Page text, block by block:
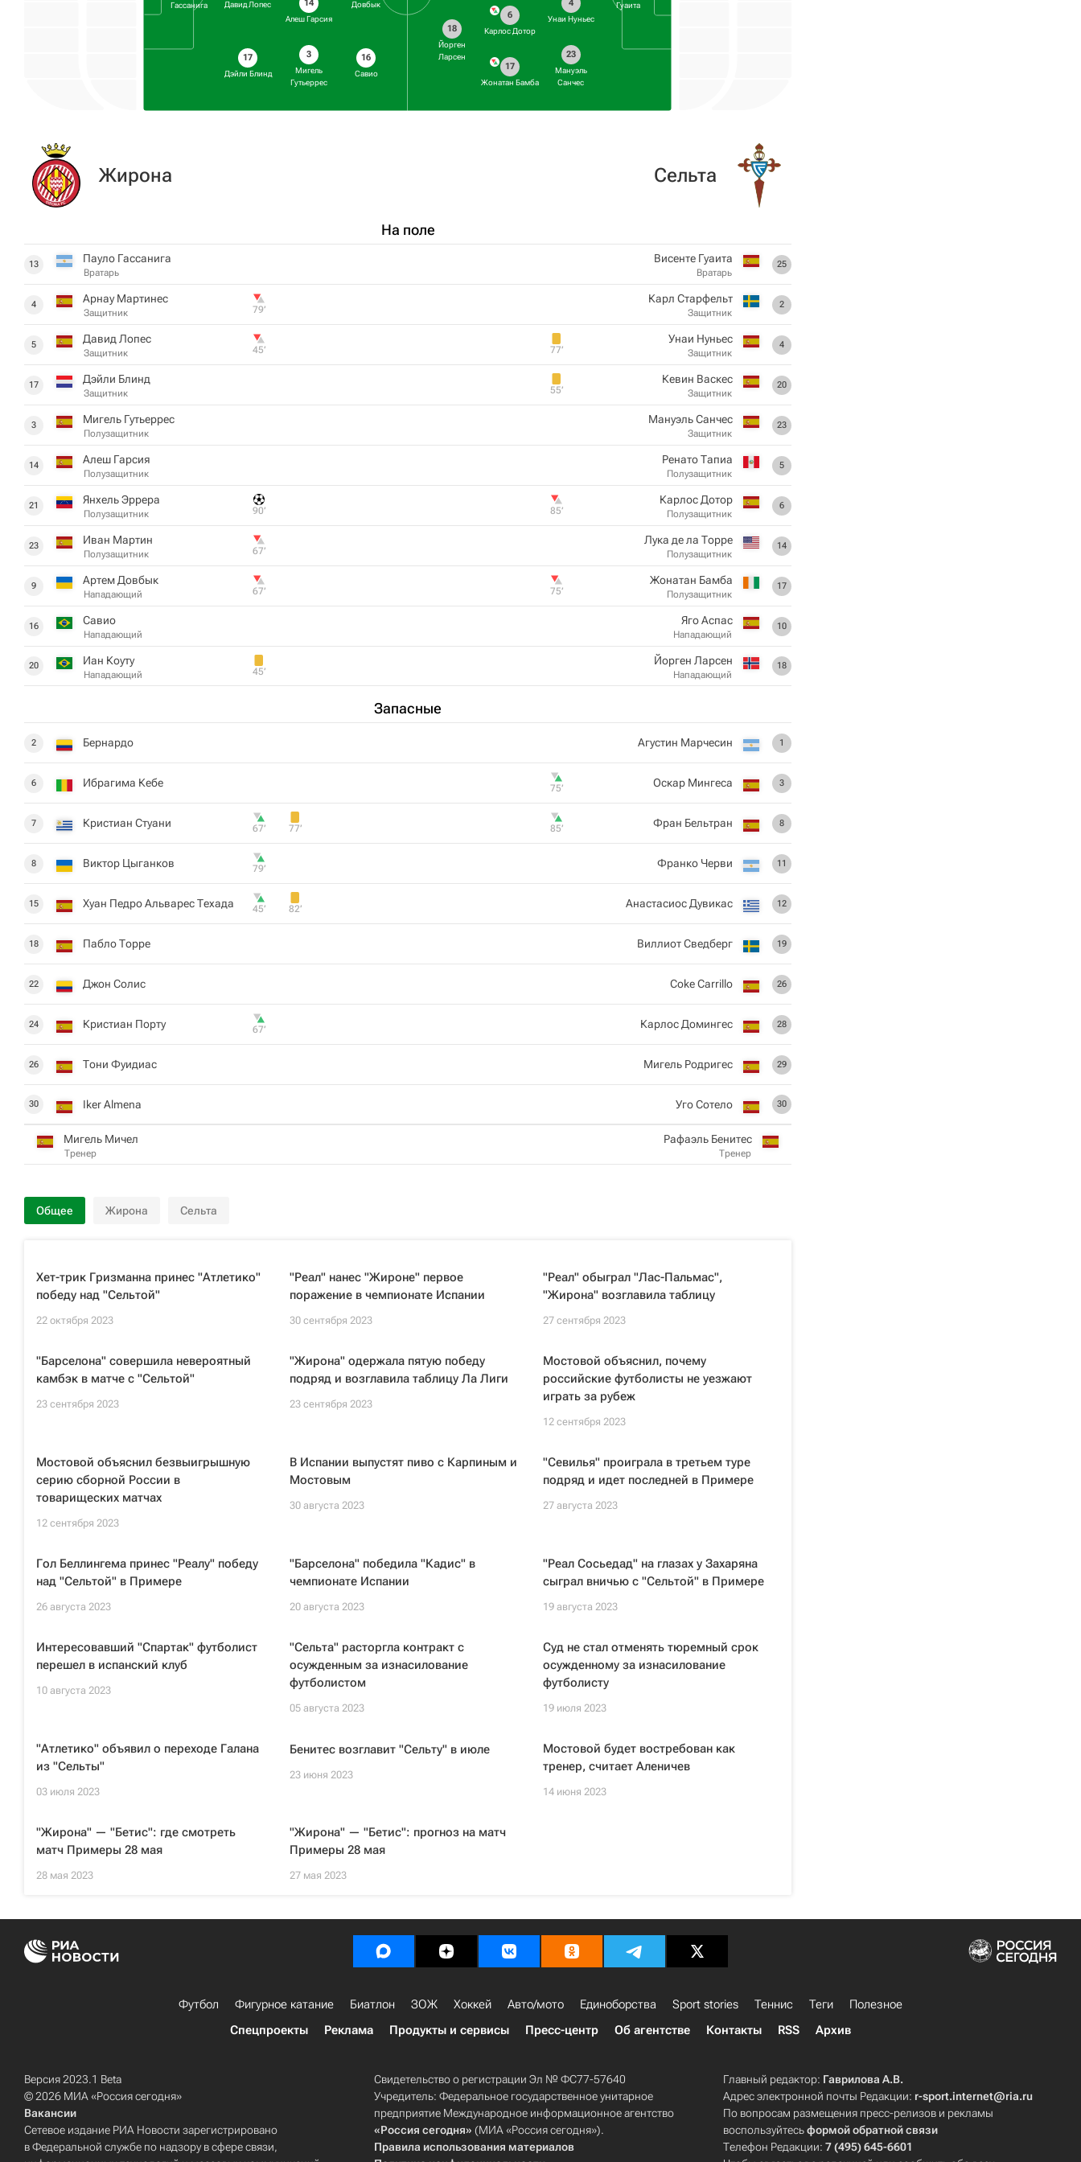
Гассанига
Давид Лопес
17
Дэйли Блинд
14
Алеш Гарсия
3
Мигель
Гутьеррес
Довбык
16
Савио
Гуаита
4
Унаи Нуньес
23
Мануэль
Санчес
6
Карлос Дотор
17
Жонатан Бамба
18
Йорген
Ларсен
Жирона
На поле
13 Пауло Гассанига
Вратарь
4 Арнау Мартинес
Защитник 79‎’‎
5 Давид Лопес
Защитник 45‎’‎
17 Дэйли Блинд
Защитник
3 Мигель Гутьеррес
Полузащитник
14 Алеш Гарсия
Полузащитник
21 Янхель Эррера
Полузащитник 90‎’‎
23 Иван Мартин
Полузащитник 67‎’‎
9 Артем Довбык
Нападающий 67‎’‎
16 Савио
Нападающий
20 Иан Коуту
Нападающий 45‎’‎
Запасные
2 Бернардо
6 Ибрагима Кебе
7 Кристиан Стуани 67‎’‎ 77‎’‎
8 Виктор Цыганков 79‎’‎
15 Хуан Педро Альварес Техада 45‎’‎ 82‎’‎
18 Пабло Торре
22 Джон Солис
24 Кристиан Порту 67‎’‎
26 Тони Фуидиас
30 Iker Almena
Мигель Мичел
Тренер
Сельта
25
Висенте Гуаита
Вратарь
2
Карл Старфельт
Защитник
4
Унаи Нуньес
Защитник
77‎’‎
20
Кевин Васкес
Защитник
55‎’‎
23
Мануэль Санчес
Защитник
5
Ренато Тапиа
Полузащитник
6
Карлос Дотор
Полузащитник
85‎’‎
14
Лука де ла Торре
Полузащитник
17
Жонатан Бамба
Полузащитник
75‎’‎
10
Яго Аспас
Нападающий
18
Йорген Ларсен
Нападающий
1
Агустин Марчесин
3
Оскар Мингеса
75‎’‎
8
Фран Бельтран
85‎’‎
11
Франко Черви
12
Анастасиос Дувикас
19
Виллиот Сведберг
26
Coke Carrillo
28
Карлос Домингес
29
Мигель Родригес
30
Уго Сотело
Рафаэль Бенитес
Тренер
Общее Жирона Сельта
Хет-трик Гризманна принес "Атлетико"
победу над "Сельтой"
22 октября 2023
"Реал" нанес "Жироне" первое
поражение в чемпионате Испании
30 сентября 2023
"Реал" обыграл "Лас-Пальмас",
"Жирона" возглавила таблицу
27 сентября 2023
"Барселона" совершила невероятный
камбэк в матче с "Сельтой"
23 сентября 2023
"Жирона" одержала пятую победу
подряд и возглавила таблицу Ла Лиги
23 сентября 2023
Мостовой объяснил, почему
российские футболисты не уезжают
играть за рубеж
12 сентября 2023
Мостовой объяснил безвыигрышную
серию сборной России в
товарищеских матчах
12 сентября 2023
В Испании выпустят пиво с Карпиным и
Мостовым
30 августа 2023
"Севилья" проиграла в третьем туре
подряд и идет последней в Примере
27 августа 2023
Гол Беллингема принес "Реалу" победу
над "Сельтой" в Примере
26 августа 2023
"Барселона" победила "Кадис" в
чемпионате Испании
20 августа 2023
"Реал Сосьедад" на глазах у Захаряна
сыграл вничью с "Сельтой" в Примере
19 августа 2023
Интересовавший "Спартак" футболист
перешел в испанский клуб
10 августа 2023
"Сельта" расторгла контракт с
осужденным за изнасилование
футболистом
05 августа 2023
Суд не стал отменять тюремный срок
осужденному за изнасилование
футболисту
19 июля 2023
"Атлетико" объявил о переходе Галана
из "Сельты"
03 июля 2023
Бенитес возглавит "Сельту" в июле
23 июня 2023
Мостовой будет востребован как
тренер, считает Аленичев
14 июня 2023
"Жирона" — "Бетис": где смотреть
матч Примеры 28 мая
28 мая 2023
"Жирона" — "Бетис": прогноз на матч
Примеры 28 мая
27 мая 2023
Футбол Фигурное катание Биатлон ЗОЖ Хоккей Авто/мото Единоборства Sport stories Теннис Теги
Полезное
Спецпроекты
Реклама Продукты и сервисы Пресс-центр Об агентстве Контакты RSS Архив
Версия 2023.1 Beta
© 2026 МИА «Россия сегодня»
Вакансии
Сетевое издание РИА Новости зарегистрировано
в Федеральной службе по надзору в сфере связи,
Свидетельство о регистрации Эл № ФС77-57640
Учредитель: Федеральное государственное унитарное
предприятие Международное информационное агентство
«Россия сегодня» (МИА «Россия сегодня»).
Правила использования материалов
Главный редактор: Гаврилова А.В.
Адрес электронной почты Редакции: r-sport.internet@ria.ru
По вопросам размещения пресс-релизов и рекламы
воспользуйтесьформой обратной связи
Телефон Редакции:7 (495) 645-6601